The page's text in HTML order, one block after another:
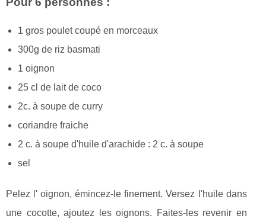
1 gros poulet coupé en morceaux
300g de riz basmati
1 oignon
25 cl de lait de coco
2c. à soupe de curry
coriandre fraiche
2 c. à soupe d'huile d'arachide : 2 c. à soupe
sel
Pelez l' oignon, émincez-le finement. Versez l'huile dans
une cocotte, ajoutez les oignons. Faites-les revenir en